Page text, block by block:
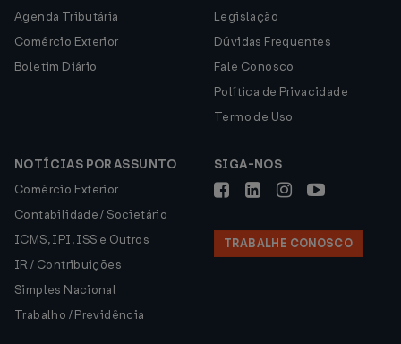
Agenda Tributária
Comércio Exterior
Boletim Diário
Legislação
Dúvidas Frequentes
Fale Conosco
Política de Privacidade
Termo de Uso
NOTÍCIAS POR ASSUNTO
Comércio Exterior
Contabilidade / Societário
ICMS, IPI, ISS e Outros
IR / Contribuições
Simples Nacional
Trabalho / Previdência
SIGA-NOS
TRABALHE CONOSCO